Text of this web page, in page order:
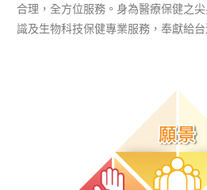
合理，全方位服務。身為醫療保健之
識及生物科技保健專業服務，奉獻給台